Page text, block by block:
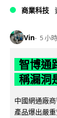
商業科技
Vin 5 小時
智博通
稱漏洞
中國網通廠
產品爆出嚴